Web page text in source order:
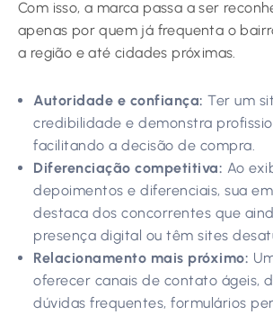
Com isso, a marca passa a ser
apenas por quem já frequenta o
a região e até cidades próximas.
Autoridade e confiança: Ter um
credibilidade e demonstra
facilitando a decisão de compra.
Diferenciação competitiva: Ao
depoimentos e diferenciais, sua
destaca dos concorrentes que
presença digital ou têm sites
Relacionamento mais próximo:
oferecer canais de contato ágeis,
dúvidas frequentes, formulários